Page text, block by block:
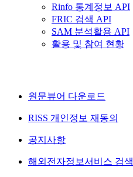
Rinfo 통계정보 API
FRIC 검색 API
SAM 분석활용 API
활용 및 참여 현황
원문뷰어 다운로드
RISS 개인정보 재동의
공지사항
해외전자정보서비스 검색